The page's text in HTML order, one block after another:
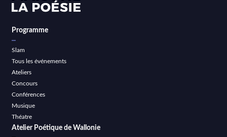
Programme
Slam
Tous les événements
Ateliers
Concours
Conférences
Musique
Théatre
Atelier Poétique de Wallonie